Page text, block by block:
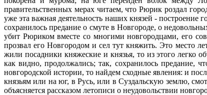
правительственных мерах читаем, что Рюрик роздал
уже эта важная деятельность наших князей -
сохранилось предание о смуте в Новгороде, о
убит Рюриком вместе со многими новгородцами, его
прозвал его Новгородом и сел тут княжить. Это место
жили посадники княжеские и князья, то из этого легко
как видно, продолжались; так, сохранилось
новгородской истории, то найдем сходные явления: и
князьям или на юг, в Русь, или в Суздальскую землю,
объясняется рассказом летописи о неудовольствии